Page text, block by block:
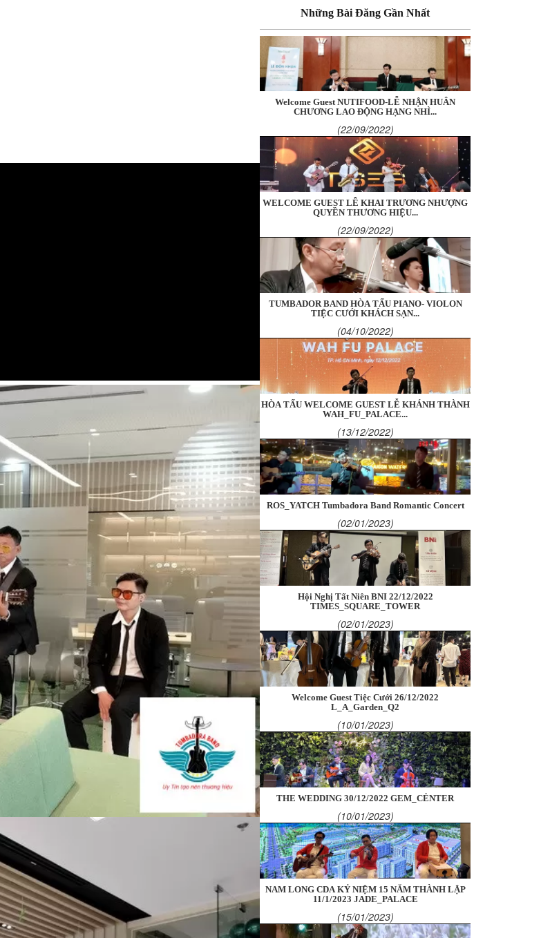
Những Bài Đăng Gần Nhất
Welcome Guest NUTIFOOD-LỄ NHẬN HUÂN
CHƯƠNG LAO ĐỘNG HẠNG NHÌ...
(22/09/2022)
WELCOME GUEST LỄ KHAI TRƯƠNG NHƯỢNG
QUYỀN THƯƠNG HIỆU...
(22/09/2022)
TUMBADOR BAND HÒA TẤU PIANO- VIOLON
TIỆC CƯỚI KHÁCH SẠN...
(04/10/2022)
HÒA TẤU WELCOME GUEST LỄ KHÁNH THÀNH
WAH_FU_PALACE...
(13/12/2022)
ROS_YATCH Tumbadora Band Romantic Concert
(02/01/2023)
Hội Nghị Tất Niên BNI 22/12/2022
TIMES_SQUARE_TOWER
(02/01/2023)
Welcome Guest Tiệc Cưới 26/12/2022
L_A_Garden_Q2
(10/01/2023)
THE WEDDING 30/12/2022 GEM_CẺNTER
(10/01/2023)
NAM LONG CDA KỶ NIỆM 15 NĂM THÀNH LẬP
11/1/2023 JADE_PALACE
(15/01/2023)